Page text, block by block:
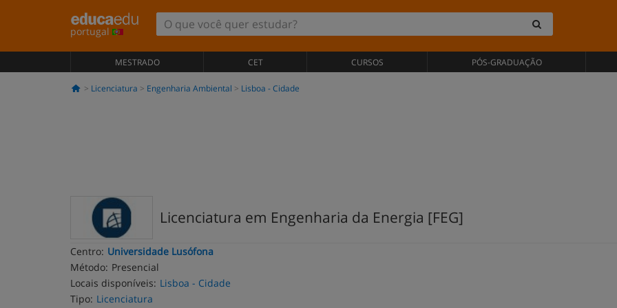
portugal
MESTRADO CET CURSOS PÓS-GRADUAÇÃO
Licenciatura Engenharia Ambiental Lisboa - Cidade
Licenciatura em Engenharia da Energia [FEG]
Centro: Universidade Lusófona
Método: Presencial
Locais disponíveis: Lisboa - Cidade
Tipo: Licenciatura